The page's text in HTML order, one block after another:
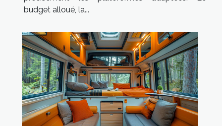
budget alloué, la...